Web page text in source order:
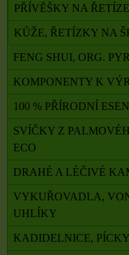
PŘÍVĚŠKY NA
KŮŽE, ŘETÍZKY NA
FENG SHUI, ORG.
KOMPONENTY K
100 % PŘÍRODNÍ
SVÍČKY Z
ECO
DRAHÉ A LÉČIVÉ
VYKUŘOVADLA,
UHLÍKY
KADIDELNICE,